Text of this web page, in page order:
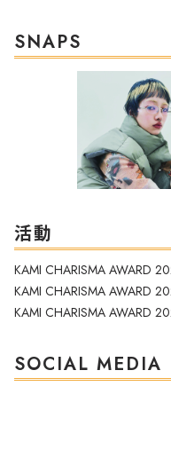
SNAPS
活動
KAMI CHARISMA AWARD
KAMI CHARISMA AWARD
KAMI CHARISMA AWARD
SOCIAL MEDIA